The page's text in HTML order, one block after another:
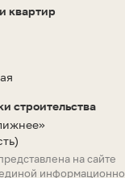
квартир
строительства
на сайте